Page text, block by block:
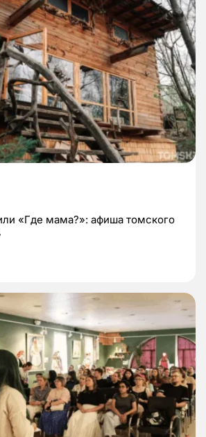
«Где мама?»: афиша томского